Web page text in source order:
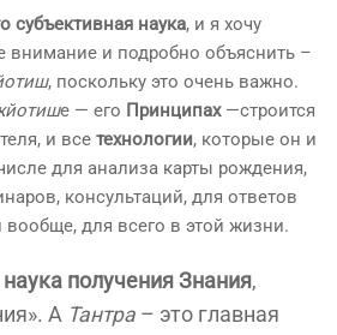
субъективная наука, и я хочу
внимание и подробно объяснить –
, поскольку это очень важно.
е — его Принципах—строится
и все технологии, которые он и
для анализа карты рождения,
консультаций, для ответов
для всего в этой жизни.
получения Знания,
А Тантра – это главная